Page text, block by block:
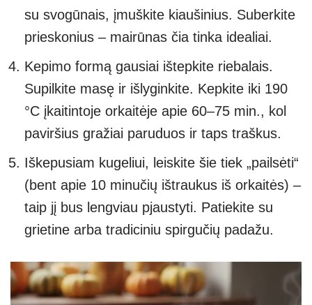
su svogūnais, įmuškite kiaušinius. Suberkite
prieskonius – mairūnas čia tinka idealiai.
Kepimo formą gausiai ištepkite riebalais.
Supilkite masę ir išlyginkite. Kepkite iki 190
°C įkaitintoje orkaitėje apie 60–75 min., kol
paviršius gražiai paruduos ir taps traškus.
Iškepusiam kugeliui, leiskite šie tiek „pailsėti“
(bent apie 10 minučių ištraukus iš orkaitės) –
taip jį bus lengviau pjaustyti. Patiekite su
grietine arba tradiciniu spirgučių padažu.